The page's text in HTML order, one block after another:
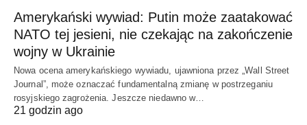
Amerykański wywiad: Putin może zaatakować
NATO tej jesieni, nie czekając na zakończenie
wojny w Ukrainie
Nowa ocena amerykańskiego wywiadu, ujawniona przez „Wall Street
Journal”, może oznaczać fundamentalną zmianę w postrzeganiu
rosyjskiego zagrożenia. Jeszcze niedawno w…
21 godzin ago